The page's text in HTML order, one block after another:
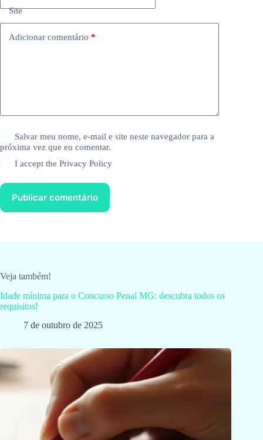
Site
Adicionar comentário *
Salvar meu nome, e-mail e site neste navegador para a
próxima vez que eu comentar.
I accept thePrivacy Policy
Publicar comentário
Veja também!
Idade mínima para o Concurso Penal MG: descubra todos os
requisitos!
7 de outubro de 2025